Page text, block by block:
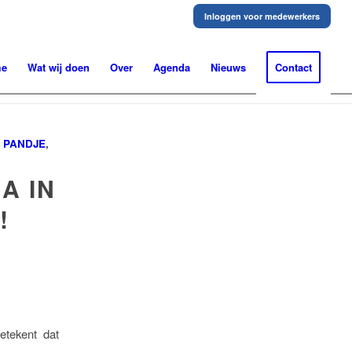
Inloggen voor medewerkers
Wat wij doen Over Agenda Nieuws Contact
,
IN
dat